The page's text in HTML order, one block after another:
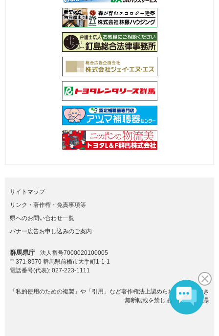
サイトマップ
リンク・著作権・免責事項等
県へのお問い合わせ一覧
バナー広告お申し込みのご案内
群馬県庁
法人番号7000020100005
〒371-8570 群馬県前橋市大手町1-1-1
電話番号(代表): 027-223-1111
「私的使用のための複製」や「引用」など著作権法上認められた場合を除き
無断転載を禁じます。(C)群馬県